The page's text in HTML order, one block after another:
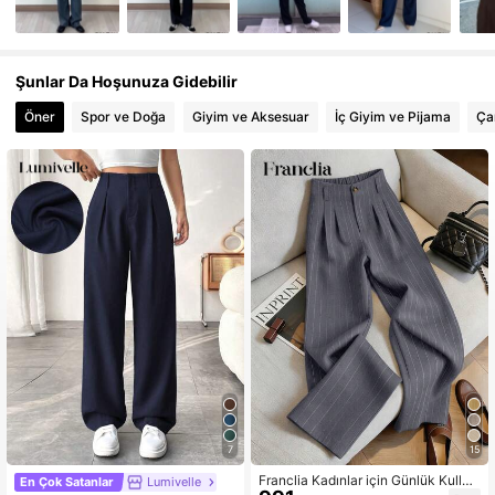
Şunlar Da Hoşunuza Gidebilir
Öner Spor ve Doğa Giyim ve Aksesuar İç Giyim ve Pijama
7
En Çok Satanlar Lumivelle
15
Franclia Kadınlar için Günlük Kullan